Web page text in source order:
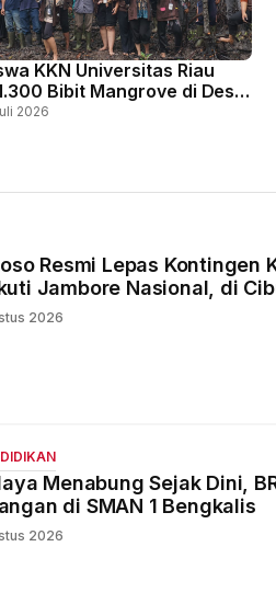
KKN Universitas Riau
Bibit Mangrove di Desa
Wujudkan Pesisir Lestari
2026
Resmi Lepas Kontingen
Jambore Nasional, di
2026
Menabung Sejak Dini,
di SMAN 1 Bengkalis
2026